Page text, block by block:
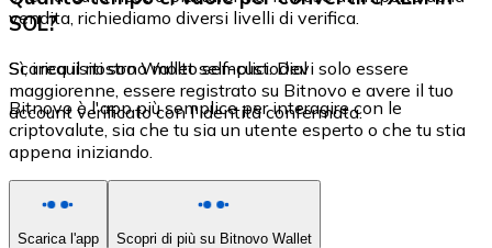
vendita, richiediamo diversi livelli di verifica.
SOL?
Sì, i requisiti sono molto semplici. Devi solo essere
maggiorenne, essere registrato su Bitnovo e avere il tuo
account verificato con l'identità confermata.
Scarica il nostro Wallet self-custodial
Bitnovo è l'app più semplice per interagire con le
criptovalute, sia che tu sia un utente esperto o che tu stia
appena iniziando.
Scarica l'app Scopri di più su Bitnovo Wallet